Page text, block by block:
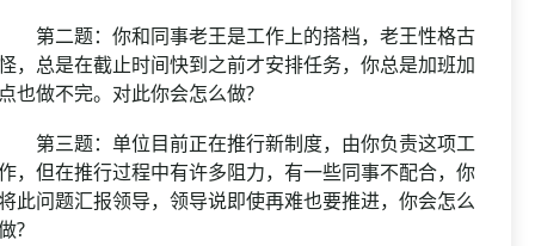
二题：你和同事老王是工作上的搭档，老王性格古
，总是在截止时间快到之前才安排任务，你总是加班加
也做不完。对此你会怎么做?
三题：单位目前正在推行新制度，由你负责这项工
，但在推行过程中有许多阻力，有一些同事不配合，你
此问题汇报领导，领导说即使再难也要推进，你会怎么
?